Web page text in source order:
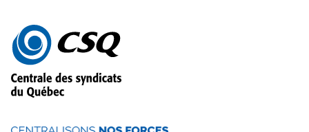
Autres
informations